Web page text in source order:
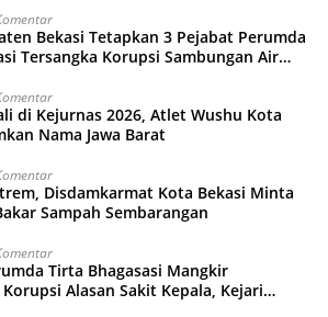
Bekasi Tetapkan 3 Pejabat Perumda
Tersangka Korupsi Sambungan Air
di Kejurnas 2026, Atlet Wushu Kota
Nama Jawa Barat
Disdamkarmat Kota Bekasi Minta
Sampah Sembarangan
Tirta Bhagasasi Mangkir
Alasan Sakit Kepala, Kejari